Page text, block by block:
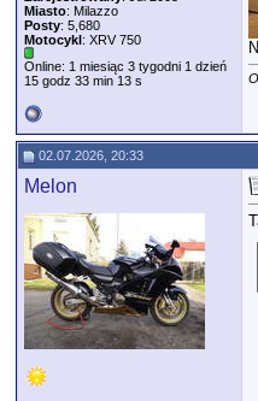
Miasto: Milazzo
Posty: 5,680
Motocykl: XRV 750
Online: 1 miesiąc 3 tygodni 1 dzień
15 godz 33 min 13 s
02.07.2026, 20:33
Melon